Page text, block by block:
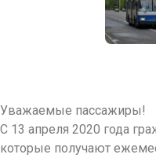
Уважаемые пассажиры!
С 13 апреля 2020 года
которые получают